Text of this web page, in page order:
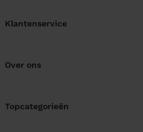
Klantenservice
Over ons
Topcategorieën